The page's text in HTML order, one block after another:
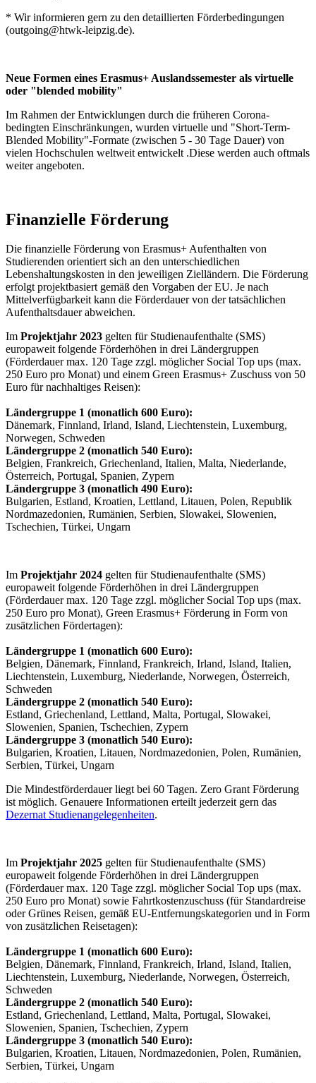
* Wir informieren gern zu den detaillierten Förderbedingungen
(outgoing@htwk-leipzig.de).
Neue Formen eines Erasmus+ Auslandssemester als virtuelle
oder "blended mobility"
Im Rahmen der Entwicklungen durch die früheren Corona-
bedingten Einschränkungen, wurden virtuelle und "Short-Term-
Blended Mobility"-Formate (zwischen 5 - 30 Tage Dauer) von
vielen Hochschulen weltweit entwickelt .Diese werden auch oftmals
weiter angeboten.
Finanzielle Förderung
Die finanzielle Förderung von Erasmus+ Aufenthalten von
Studierenden orientiert sich an den unterschiedlichen
Lebenshaltungskosten in den jeweiligen Zielländern. Die Förderung
erfolgt projektbasiert gemäß den Vorgaben der EU. Je nach
Mittelverfügbarkeit kann die Förderdauer von der tatsächlichen
Aufenthaltsdauer abweichen.
Im Projektjahr 2023 gelten für Studienaufenthalte (SMS)
europaweit folgende Förderhöhen in drei Ländergruppen
(Förderdauer max. 120 Tage zzgl. möglicher Social Top ups (max.
250 Euro pro Monat) und einem Green Erasmus+ Zuschuss von 50
Euro für nachhaltiges Reisen):
Ländergruppe 1 (monatlich 600 Euro):
Dänemark, Finnland, Irland, Island, Liechtenstein, Luxemburg,
Norwegen, Schweden
Ländergruppe 2 (monatlich 540 Euro):
Belgien, Frankreich, Griechenland, Italien, Malta, Niederlande,
Österreich, Portugal, Spanien, Zypern
Ländergruppe 3 (monatlich 490 Euro):
Bulgarien, Estland, Kroatien, Lettland, Litauen, Polen, Republik
Nordmazedonien, Rumänien, Serbien, Slowakei, Slowenien,
Tschechien, Türkei, Ungarn
Im Projektjahr 2024 gelten für Studienaufenthalte (SMS)
europaweit folgende Förderhöhen in drei Ländergruppen
(Förderdauer max. 120 Tage zzgl. möglicher Social Top ups (max.
250 Euro pro Monat), Green Erasmus+ Förderung in Form von
zusätzlichen Fördertagen):
Ländergruppe 1 (monatlich 600 Euro):
Belgien, Dänemark, Finnland, Frankreich, Irland, Island, Italien,
Liechtenstein, Luxemburg, Niederlande, Norwegen, Österreich,
Schweden
Ländergruppe 2 (monatlich 540 Euro):
Estland, Griechenland, Lettland, Malta, Portugal, Slowakei,
Slowenien, Spanien, Tschechien, Zypern
Ländergruppe 3 (monatlich 540 Euro):
Bulgarien, Kroatien, Litauen, Nordmazedonien, Polen, Rumänien,
Serbien, Türkei, Ungarn
Die Mindestförderdauer liegt bei 60 Tagen. Zero Grant Förderung
ist möglich. Genauere Informationen erteilt jederzeit gern das
Dezernat Studienangelegenheiten.
Im Projektjahr 2025 gelten für Studienaufenthalte (SMS)
europaweit folgende Förderhöhen in drei Ländergruppen
(Förderdauer max. 120 Tage zzgl. möglicher Social Top ups (max.
250 Euro pro Monat) sowie Fahrtkostenzuschuss (für Standardreise
oder Grünes Reisen, gemäß EU-Entfernungskategorien und in Form
von zusätzlichen Reisetagen):
Ländergruppe 1 (monatlich 600 Euro):
Belgien, Dänemark, Finnland, Frankreich, Irland, Island, Italien,
Liechtenstein, Luxemburg, Niederlande, Norwegen, Österreich,
Schweden
Ländergruppe 2 (monatlich 540 Euro):
Estland, Griechenland, Lettland, Malta, Portugal, Slowakei,
Slowenien, Spanien, Tschechien, Zypern
Ländergruppe 3 (monatlich 540 Euro):
Bulgarien, Kroatien, Litauen, Nordmazedonien, Polen, Rumänien,
Serbien, Türkei, Ungarn